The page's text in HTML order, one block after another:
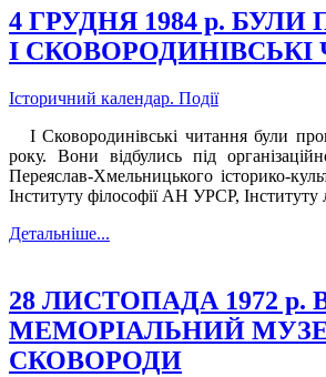
4 ГРУДНЯ 1984 р. БУЛИ
І
Історичний календар. Події
І Сковородинівські читання були
року. Вони відбулись під
Переяслав-Хмельницького історико-
Інституту філософії АН УРСР,
Детальніше...
28 ЛИСТОПАДА 1972 р.
МЕМОРІАЛЬНИЙ
СКОВОРОДИ